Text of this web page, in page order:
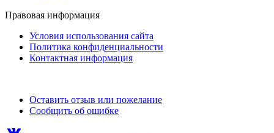
Правовая информация
Условия использования сайта
Политика конфиденциальности
Контактная информация
Оставить отзыв или пожелание
Сообщить об ошибке